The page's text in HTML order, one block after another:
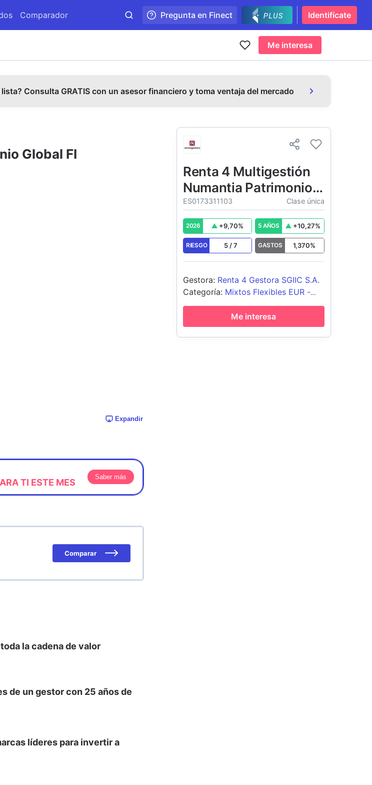
Comparador Pregunta en Finect Identifícate
Me interesa
Consulta GRATIS con un asesor financiero y toma ventaja del mercado
Global FI
Expandir
TI ESTE MES
Saber más
Comparar
la cadena de valor
de un gestor con 25 años de
líderes para invertir a
Renta 4 Multigestión
Numantia Patrimonio
Global FI
ES0173311103 Clase única
2026 +9,70% 5 AÑOS +10,27%
RIESGO 5/7 GASTOS 1,370%
Gestora: Renta 4 Gestora SGIIC S.A.
Categoría: Mixtos Flexibles EUR -
Global
Me interesa